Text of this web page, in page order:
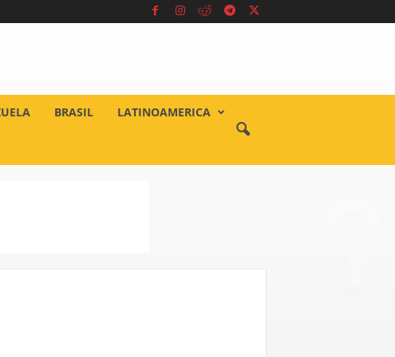
BRASIL LATINOAMERICA